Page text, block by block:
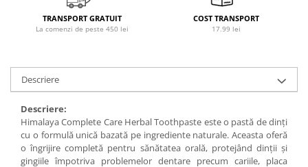
Revoflex
Scitec
Skill Nutrition
Smart Shake
Swanson
TRANSPORT GRATUIT
La comenzi de peste 450 lei
COST TRANSPORT
17.99 lei
Descriere
Descriere:
Himalaya Complete Care Herbal Toothpaste este o pastă de dinți
cu o formulă unică bazată pe ingrediente naturale. Aceasta oferă
o îngrijire completă pentru sănătatea orală, protejând dinții și
gingiile împotriva problemelor dentare precum cariile, placa